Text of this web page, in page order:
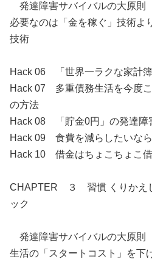
発達障害サバイバルの大原則
必要なのは「金を稼ぐ」技術よ
技術
Hack 06 「世界一ラクな家計
Hack 07 多重債務生活を今度
の方法
Hack 08 「貯金0円」の発達障
Hack 09 食費を減らしたいな
Hack 10 借金はちょこちょこ
CHAPTER ３ 習慣 くりかえ
ック
発達障害サバイバルの大原則
生活の「スタートコスト」を下